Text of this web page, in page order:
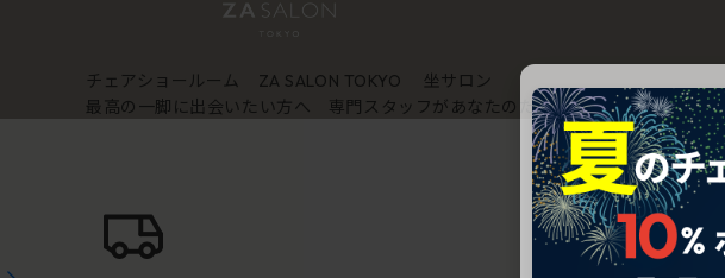
チェアショールーム ZA SALON TOKYO
坐サロン
最高の一脚に出会いたい方へ 専門スタッフがあなたのための椅子選びをサポート